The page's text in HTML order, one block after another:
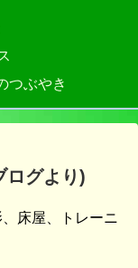
つぶやき
ログより)
床屋、トレーニ